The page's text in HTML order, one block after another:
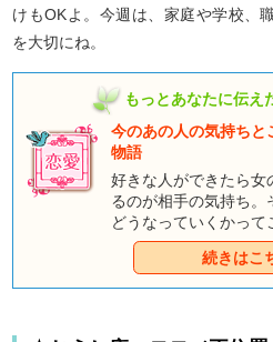
けもOKよ。今週は、家庭や学校、
を大切にね。
もっとあなたに伝え
今のあの人の気持ちと
物語
好きな人ができたら女
るのが相手の気持ち
どうなっていくかっ
いては早く知りたい
いう期間を絞って占っ
続きはこ